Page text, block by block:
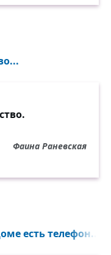
Фаина Раневская
есть телефон...